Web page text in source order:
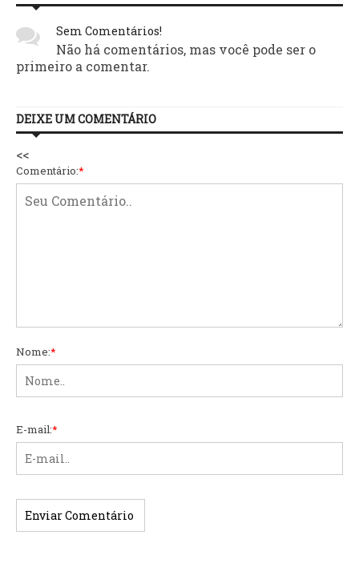
Sem Comentários!
Não há comentários, mas você pode ser o
primeiro a comentar.
DEIXE UM COMENTÁRIO
<<
Comentário:*
Nome:*
E-mail:*